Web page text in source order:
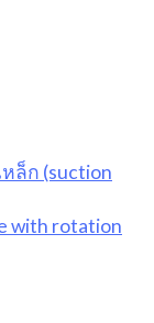
ล็ก (suction
with rotation